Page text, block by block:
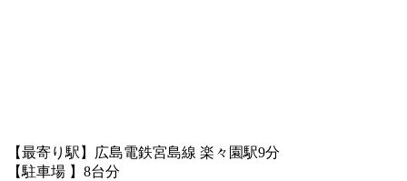
【最寄り駅】広島電鉄宮島線 楽々園駅9分
【駐車場 】8台分